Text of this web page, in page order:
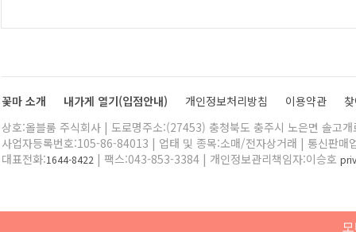
꽃마 소개 내가게 열기(입점안내) 개인정보처리방침 이용약관
상호:올블룸 주식회사 | 도로명주소:(27453) 충청북도 충주시 노은면 솔고
사업자등록번호:105-86-84013 | 업태 및 종목:소매/전자상거래 | 통신판매
대표전화:1644-8422 | 팩스:043-853-3384 | 개인정보관리책임자:이승호